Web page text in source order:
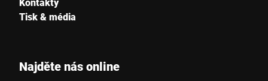
Město *
Tisk & média
Najděte nás online